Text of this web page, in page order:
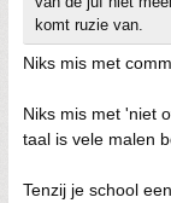
komt ruzie van.
Niks mis met
Niks mis met 'niet
taal is vele malen
Tenzij je school